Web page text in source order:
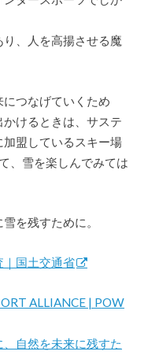
、人を高揚させる魔
つなげていくため
けるときは、サステ
盟しているスキー場
、雪を楽しんでみては
を残すために。
｜国土交通省
ALLIANCE | POW
自然を未来に残すた